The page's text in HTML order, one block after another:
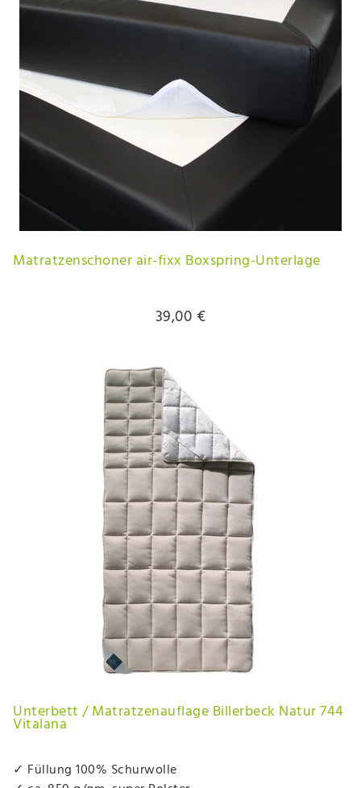
Matratzenschoner air-fixx Boxspring-Unterlage
39,00 €
Unterbett / Matratzenauflage Billerbeck Natur 744
Vitalana
✓ Füllung 100% Schurwolle